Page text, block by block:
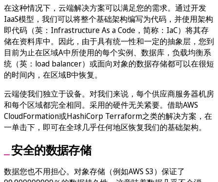
在这种情况下，云端解决方案可以满足您的需求。通过开发
IaaS模型，我们可以将整个基础架构编写为代码，并使用架构
即代码（英：Infrastructure As a Code，简称：IaC）将其存
储在资料库中。因此，由于具有统一性和一定的抽象层，您到
目前为止在区域A中所使用的每个实例、数据库，负载均衡系
统（英：load balancer）或面向对象的数据存储都可以在很短
的时间内，在区域B中恢复。
云端使我们独立于设备。对我们来说，每个供应商服务器机房
和每个区域都完全相同。采用的硬件无关紧要。借助AWS
CloudFormation或HashiCorp Terraform之类的解决方案，在
一单击下，即可在全球几乎任何地区恢复我们的基础架构。
安全的数据存储
数据您也不用担心。对象存储（例如AWS S3）保证了